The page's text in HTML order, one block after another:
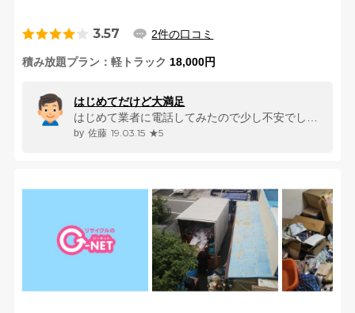
3.57 2件の口コミ
積み放題プラン 軽トラック 18,000円
はじめてだけど大満足
佐藤 19.03.15 ★5